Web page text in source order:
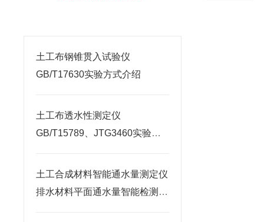
土工布钢锥贯入试验仪
GB/T17630实验方式介绍
土工布透水性测定仪
GB/T15789、JTG3460实验标
土工合成材料智能通水量测定仪
排水材料平面通水量智能检测装